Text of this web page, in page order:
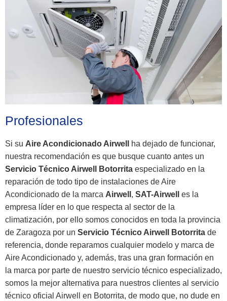
Profesionales
Si su Aire Acondicionado Airwell
ha dejado de funcionar,
nuestra recomendación es que busque cuanto antes un
Servicio Técnico Airwell Botorrita especializado en la
reparación de todo tipo de instalaciones de Aire
Acondicionado de la marca Airwell , SAT-Airwell
es la
empresa líder en lo que respecta al sector de la
climatización, por ello somos conocidos en toda la provincia
de Zaragoza por un Servicio Técnico Airwell Botorrita de
referencia, donde reparamos cualquier modelo y marca de
Aire Acondicionado y, además, tras una gran formación en
la marca por parte de nuestro servicio técnico especializado,
somos la mejor alternativa para nuestros clientes al servicio
técnico oficial Airwell en Botorrita, de modo que, no dude en